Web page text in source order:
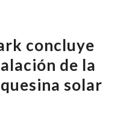
concluye
de la
solar